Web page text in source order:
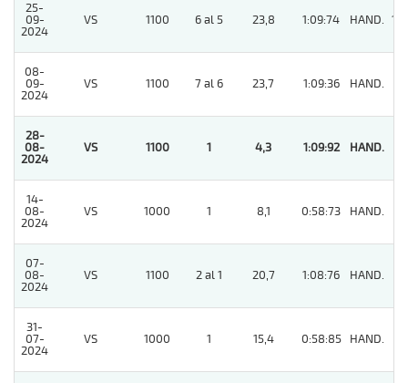
25-
09-
2024
VS 1100 6 al 5 23,8 1:09:74 HAND. 10
08-
09-
2024
VS 1100 7 al 6 23,7 1:09:36 HAND.
28-
08-
2024
VS 1100 1 4,3 1:09:92 HAND.
14-
08-
2024
VS 1000 1 8,1 0:58:73 HAND.
07-
08-
2024
VS 1100 2 al 1 20,7 1:08:76 HAND.
31-
07-
2024
VS 1000 1 15,4 0:58:85 HAND.